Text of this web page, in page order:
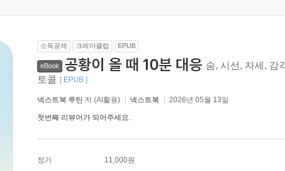
소득공제 크레마클럽 EPUB
eBook 공황이 올 때 10분 대응 숨, 시선, 자세, 감
토콜 [ EPUB ]
넥스트북 루틴 저 (AI활용) 넥스트북 2026년 05월 13일
첫번째 리뷰어가 되어주세요.
정가 11,000원